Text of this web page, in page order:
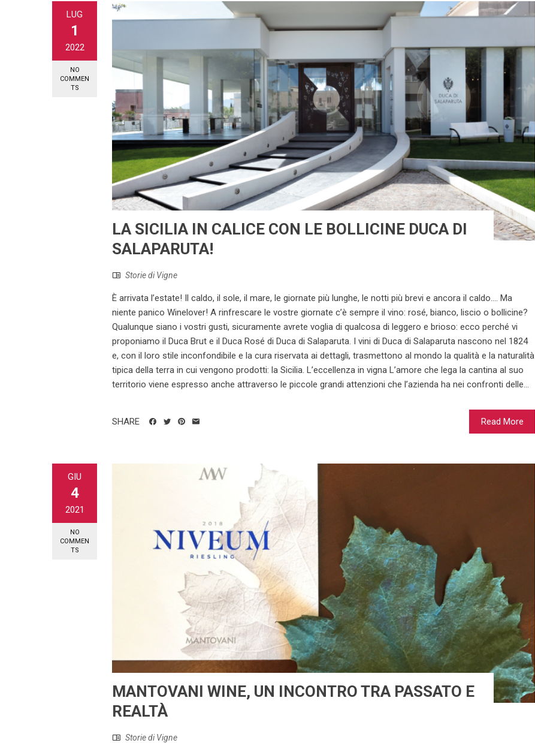
LUG
1
2022
NO
COMMEN
TS
LA SICILIA IN CALICE CON LE BOLLICINE DUCA DI
SALAPARUTA!
Storie di Vigne
È arrivata l’estate! Il caldo, il sole, il mare, le giornate più lunghe, le notti più brevi e ancora il caldo…. Ma
niente panico Winelover! A rinfrescare le vostre giornate c’è sempre il vino: rosé, bianco, liscio o bollicine?
Qualunque siano i vostri gusti, sicuramente avrete voglia di qualcosa di leggero e brioso: ecco perché vi
proponiamo il Duca Brut e il Duca Rosé di Duca di Salaparuta. I vini di Duca di Salaparuta nascono nel 1824
e, con il loro stile inconfondibile e la cura riservata ai dettagli, trasmettono al mondo la qualità e la naturalità
tipica della terra in cui vengono prodotti: la Sicilia. L’eccellenza in vigna L’amore che lega la cantina al suo
territorio viene espresso anche attraverso le piccole grandi attenzioni che l’azienda ha nei confronti delle...
Read More
SHARE
GIU
4
2021
NO
COMMEN
TS
MANTOVANI WINE, UN INCONTRO TRA PASSATO E
REALTÀ
Storie di Vigne